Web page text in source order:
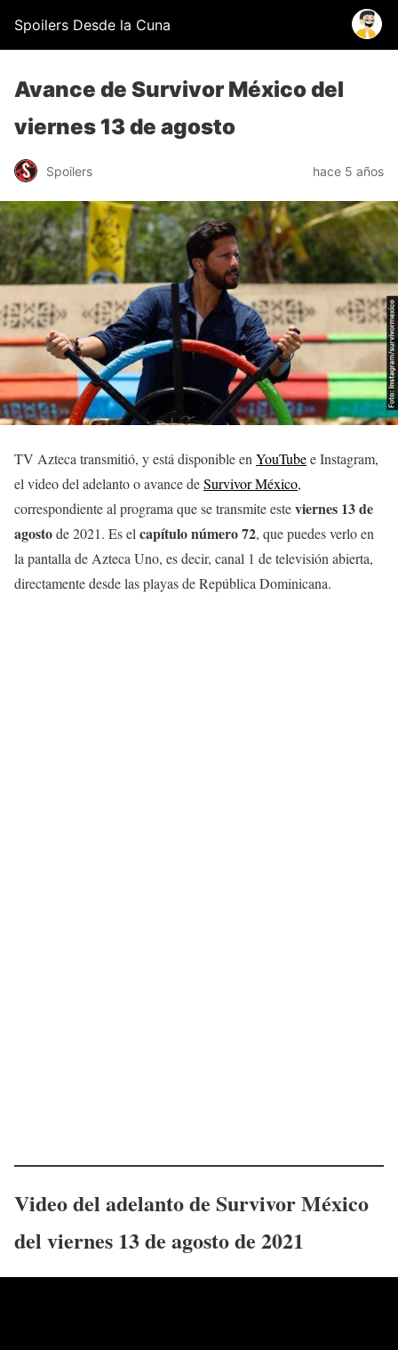
Spoilers Desde la Cuna
Avance de Survivor México del
viernes 13 de agosto
Spoilers hace 5 años
TV Azteca transmitió, y está disponible en YouTubee Instagram,
el video del adelanto o avance deSurvivor México,
correspondiente al programa que se transmite esteviernes 13 de
agostode 2021. Es el capítulo número 72, que puedes verlo en
la pantalla de Azteca Uno, es decir, canal 1 de televisión abierta,
directamente desde las playas de República Dominicana.
Video del adelanto de Survivor México
del viernes 13 de agostode 2021